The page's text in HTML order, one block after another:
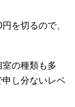
を切るので、
の種類も多
し分ないレベ